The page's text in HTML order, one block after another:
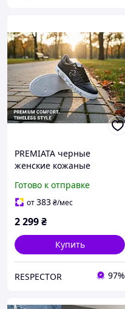
PREMIATA черные
женские кожаные
Готово к отправке
от383₴/мес
2 299₴
Купить
RESPECTOR 97%